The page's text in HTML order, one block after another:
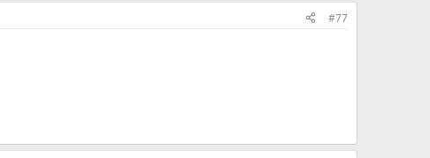
#77